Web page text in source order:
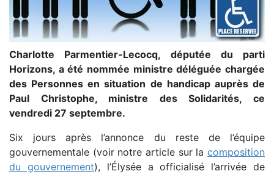
Charlotte Parmentier-Lecocq, députée du parti
Horizons, a été nommée ministre déléguée chargée
des Personnes en situation de handicap auprès de
Paul Christophe, ministre des Solidarités, ce
vendredi 27 septembre.
Six jours après l’annonce du reste de l’équipe
gouvernementale (voir notre article sur la composition
du gouvernement), l’Élysée a officialisé l’arrivée de